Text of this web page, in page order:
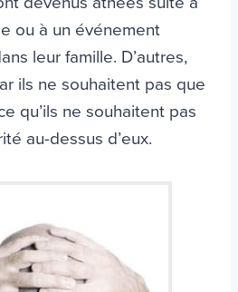
ou à un événement
leur famille. D’autres,
ils ne souhaitent pas que
qu’ils ne souhaitent pas
au-dessus d’eux.